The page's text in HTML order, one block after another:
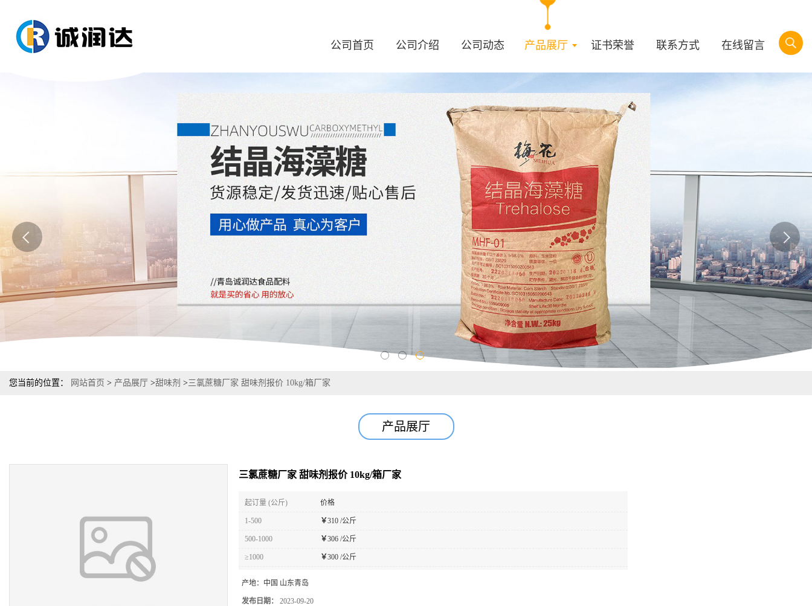
公司首页 公司介绍 公司动态 产品展厅 证书荣誉 联系方式 在线留言
您当前的位置： 网站首页 > 产品展厅 >甜味剂 >三氯蔗糖厂家 甜味剂报价 10kg/箱厂家
产品展厅
三氯蔗糖厂家 甜味剂报价 10kg/箱厂家
起订量 (公斤) 价格
1-500 ￥310 /公斤
500-1000 ￥306 /公斤
≥1000 ￥300 /公斤
产地： 中国 山东青岛
发布日期： 2023-09-20